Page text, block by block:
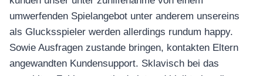
umwerfenden Spielangebot unter anderem unsereins
als Glucksspieler werden allerdings rundum happy.
Sowie Ausfragen zustande bringen, kontakten Eltern
angewandten Kundensupport. Sklavisch bei das